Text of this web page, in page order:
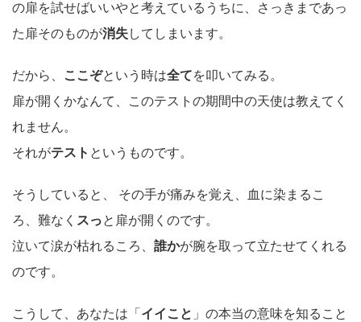
の扉を試せばいいやと考えているうちに、さっきまであっ
た扉そのものが消失してしまいます。
だから、 ここぞという時は全てを叩いてみる。
扉が開くかなんて、このテストの期間中の天使は教えてく
れません。
それがテスト というものです。
そうしていると、 その手が痛みを覚え、血に染まるこ
ろ、難なく スっと扉が開くのです。
泣いて涙が枯れるころ、 誰かが腕を取って立たせてくれる
のです。
こうして、あなたは「 イイこと 」の本当の意味を知ること